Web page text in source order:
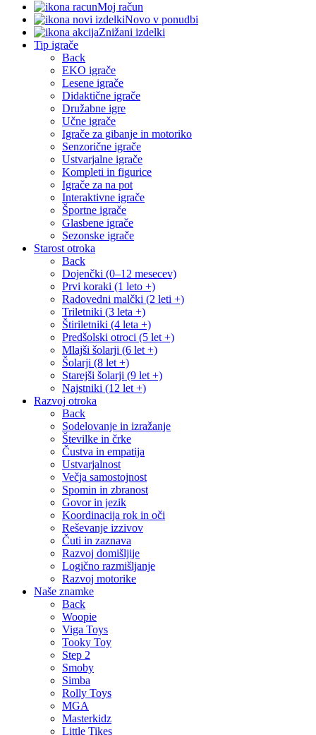
Moj račun
Novo v ponudbi
Znižani izdelki
Tip igrače
Back
EKO igrače
Lesene igrače
Didaktične igrače
Družabne igre
Učne igrače
Igrače za gibanje in motoriko
Senzorične igrače
Ustvarjalne igrače
Kompleti in figurice
Igrače za na pot
Interaktivne igrače
Športne igrače
Glasbene igrače
Sezonske igrače
Starost otroka
Back
Dojenčki (0–12 mesecev)
Prvi koraki (1 leto +)
Radovedni malčki (2 leti +)
Triletniki (3 leta +)
Štiriletniki (4 leta +)
Predšolski otroci (5 let +)
Mlajši šolarji (6 let +)
Šolarji (8 let +)
Starejši šolarji (9 let +)
Najstniki (12 let +)
Razvoj otroka
Back
Sodelovanje in izražanje
Številke in črke
Čustva in empatija
Ustvarjalnost
Večja samostojnost
Spomin in zbranost
Govor in jezik
Koordinacija rok in oči
Reševanje izzivov
Čuti in zaznava
Razvoj domišljije
Logično razmišljanje
Razvoj motorike
Naše znamke
Back
Woopie
Viga Toys
Tooky Toy
Step 2
Smoby
Simba
Rolly Toys
MGA
Masterkidz
Little Tikes